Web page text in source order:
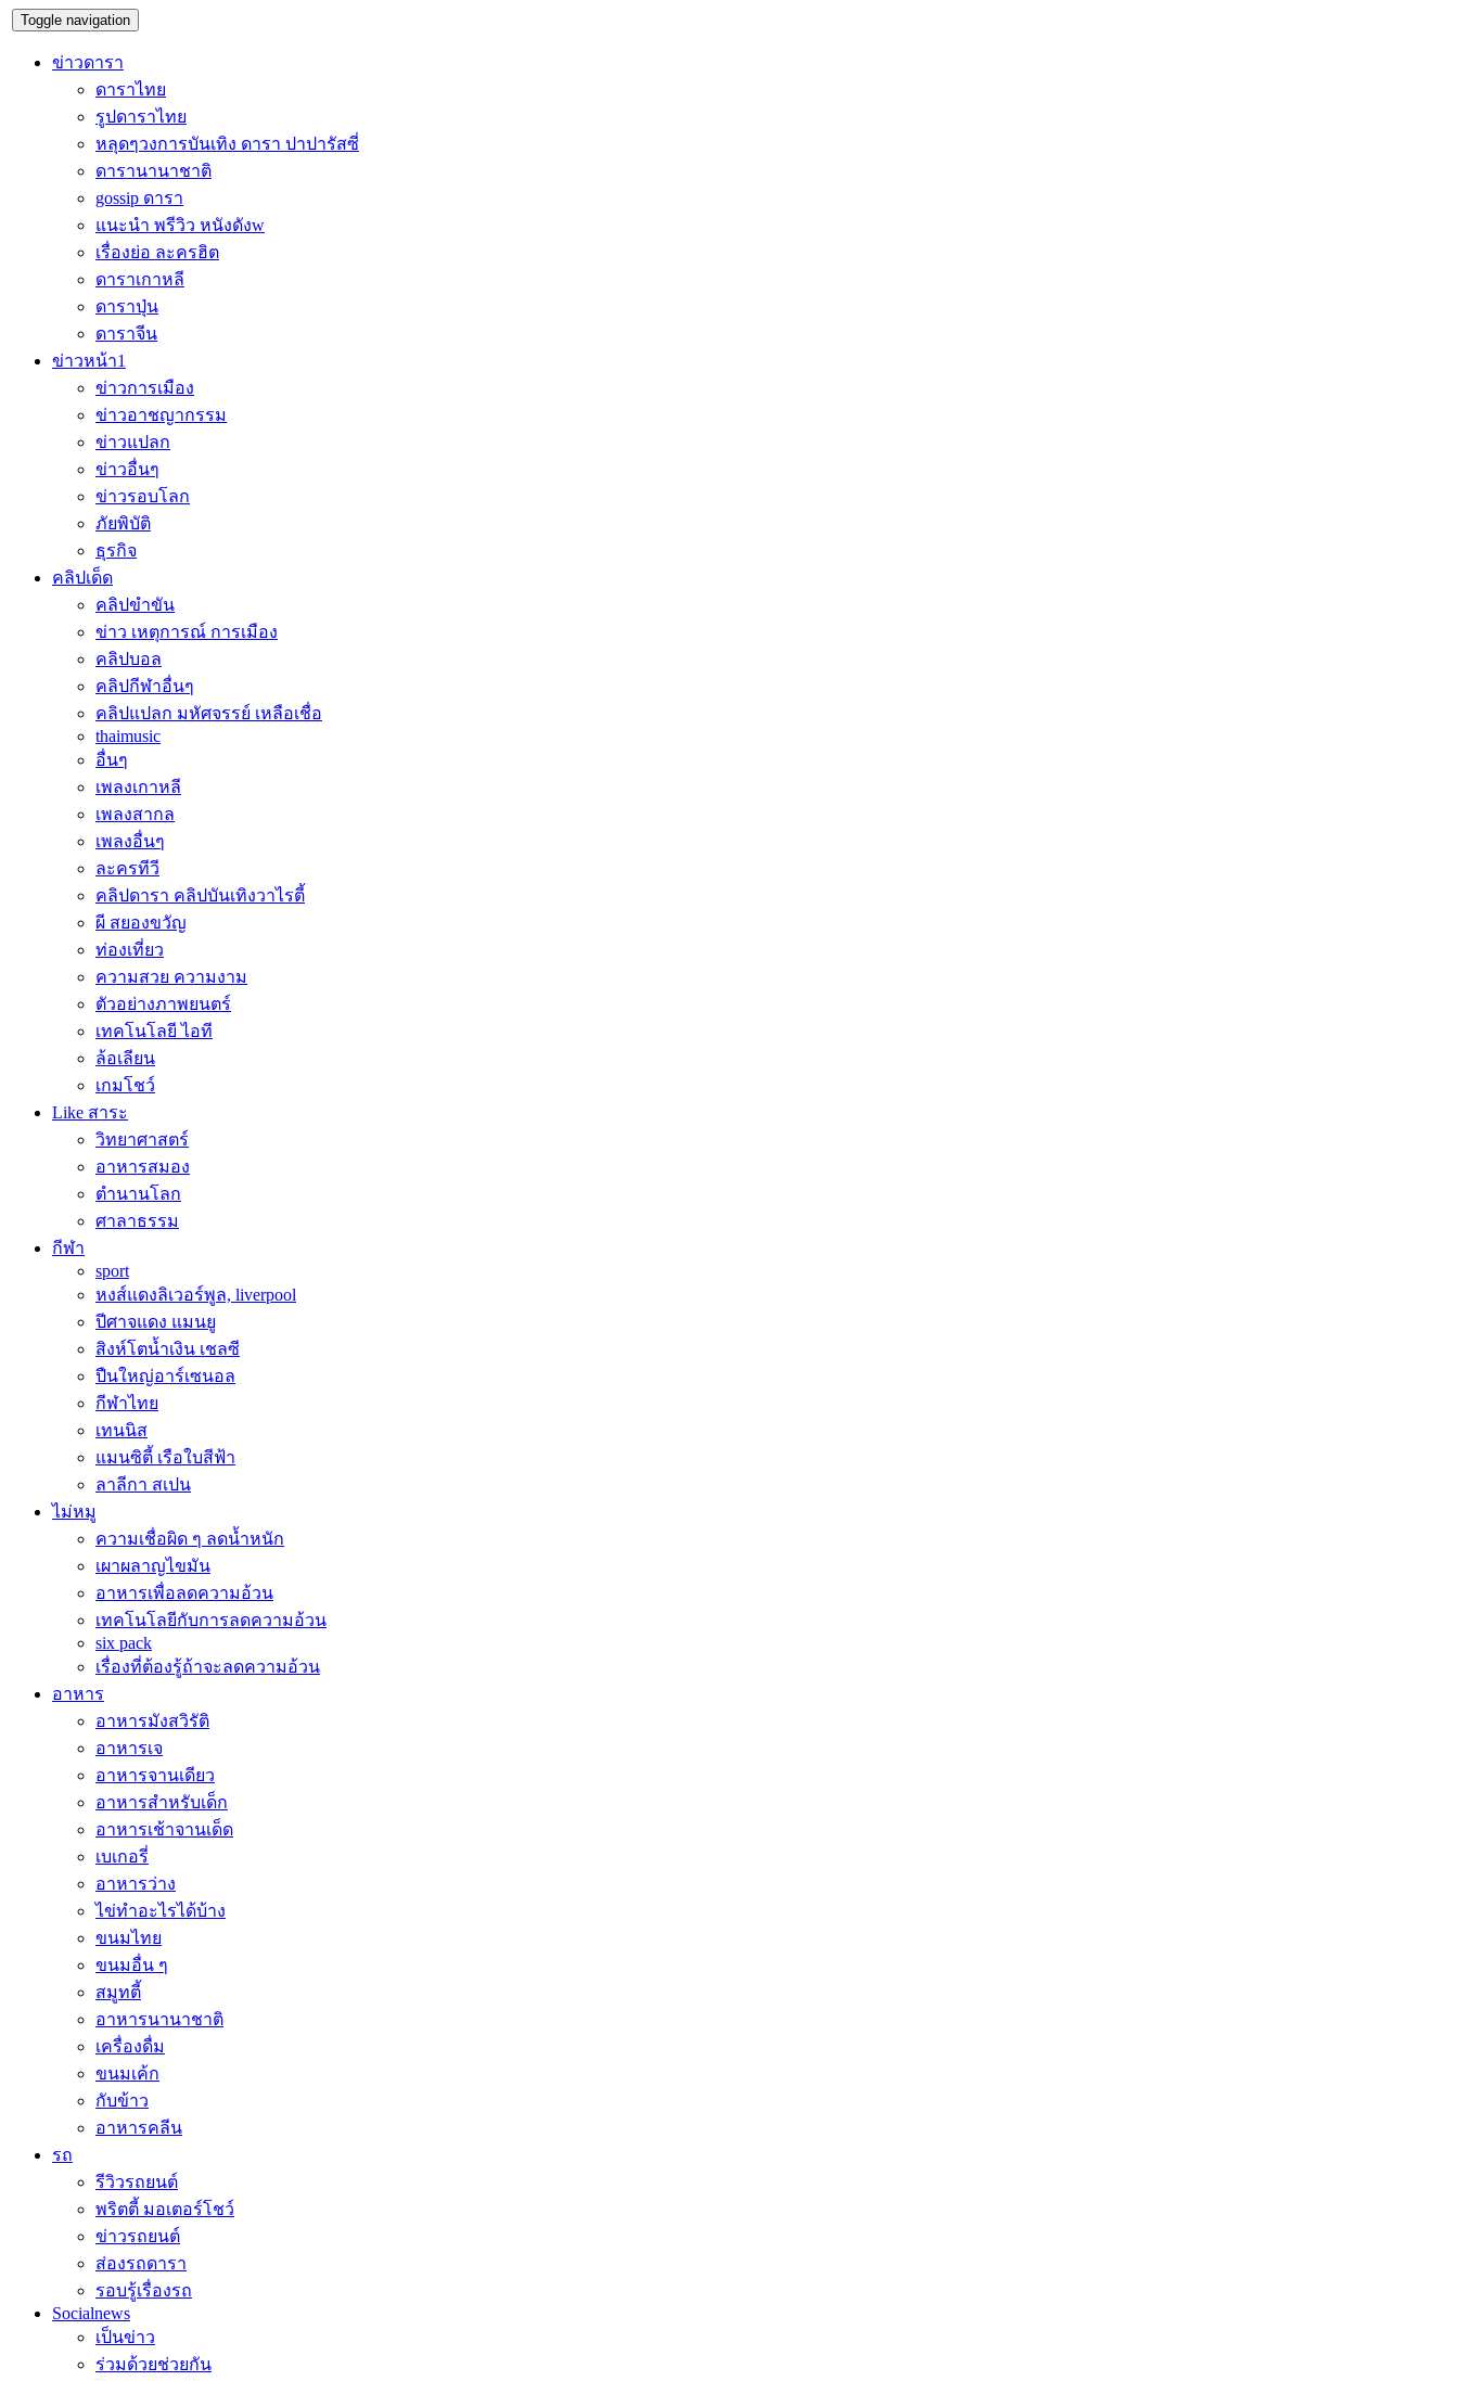
Toggle navigation
ข่าวดารา
ดาราไทย
รูปดาราไทย
หลุดๆวงการบันเทิง ดารา ปาปารัสซี่
ดารานานาชาติ
gossip ดารา
แนะนำ พรีวิว หนังดังw
เรื่องย่อ ละครฮิต
ดาราเกาหลี
ดาราปุ่น
ดาราจีน
ข่าวหน้า1
ข่าวการเมือง
ข่าวอาชญากรรม
ข่าวแปลก
ข่าวอื่นๆ
ข่าวรอบโลก
ภัยพิบัติ
ธุรกิจ
คลิปเด็ด
คลิปขำขัน
ข่าว เหตุการณ์ การเมือง
คลิปบอล
คลิปกีฬาอื่นๆ
คลิปแปลก มหัศจรรย์ เหลือเชื่อ
thaimusic
อื่นๆ
เพลงเกาหลี
เพลงสากล
เพลงอื่นๆ
ละครทีวี
คลิปดารา คลิปบันเทิงวาไรตี้
ผี สยองขวัญ
ท่องเที่ยว
ความสวย ความงาม
ตัวอย่างภาพยนตร์
เทคโนโลยี ไอที
ล้อเลียน
เกมโชว์
Like สาระ
วิทยาศาสตร์
อาหารสมอง
ตำนานโลก
ศาลาธรรม
กีฬา
sport
หงส์แดงลิเวอร์พูล, liverpool
ปีศาจแดง แมนยู
สิงห์โตน้ำเงิน เชลซี
ปืนใหญ่อาร์เซนอล
กีฬาไทย
เทนนิส
แมนซิตี้ เรือใบสีฟ้า
ลาลีกา สเปน
ไม่หมู
ความเชื่อผิด ๆ ลดน้ำหนัก
เผาผลาญไขมัน
อาหารเพื่อลดความอ้วน
เทคโนโลยีกับการลดความอ้วน
six pack
เรื่องที่ต้องรู้ถ้าจะลดความอ้วน
อาหาร
อาหารมังสวิรัติ
อาหารเจ
อาหารจานเดียว
อาหารสำหรับเด็ก
อาหารเช้าจานเด็ด
เบเกอรี่
อาหารว่าง
ไข่ทำอะไรได้บ้าง
ขนมไทย
ขนมอื่น ๆ
สมูทตี้
อาหารนานาชาติ
เครื่องดื่ม
ขนมเค้ก
กับข้าว
อาหารคลีน
รถ
รีวิวรถยนต์
พริตตี้ มอเตอร์โชว์
ข่าวรถยนต์
ส่องรถดารา
รอบรู้เรื่องรถ
Socialnews
เป็นข่าว
ร่วมด้วยช่วยกัน